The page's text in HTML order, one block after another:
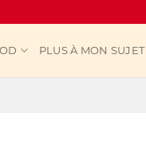
PLUS À MON SUJET